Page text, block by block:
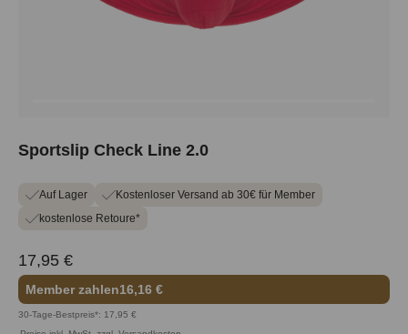
Sportslip Check Line 2.0
Auf Lager
Kostenloser Versand ab 30€ für Member
kostenlose Retoure*
17,95 €
Member zahlen16,16 €
30-Tage-Bestpreis*: 17,95 €